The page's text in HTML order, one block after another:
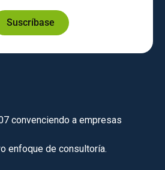
Suscríbase
convenciendo a empresas
enfoque de consultoría.